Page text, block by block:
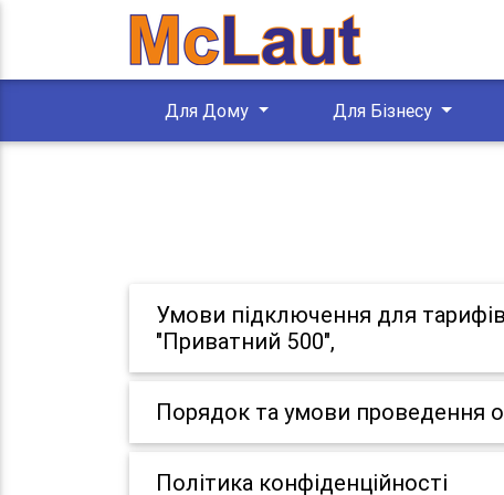
Для Дому Для Бізнесу
Умови підключення для
"Приватний 500",
Порядок та умови проведення
Політика конфіденційності